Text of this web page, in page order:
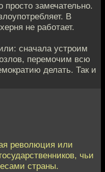
замечательно.
В
не работает.
сначала устроим
перемочим всю
делать. Так и
революция или
чьи
страны.